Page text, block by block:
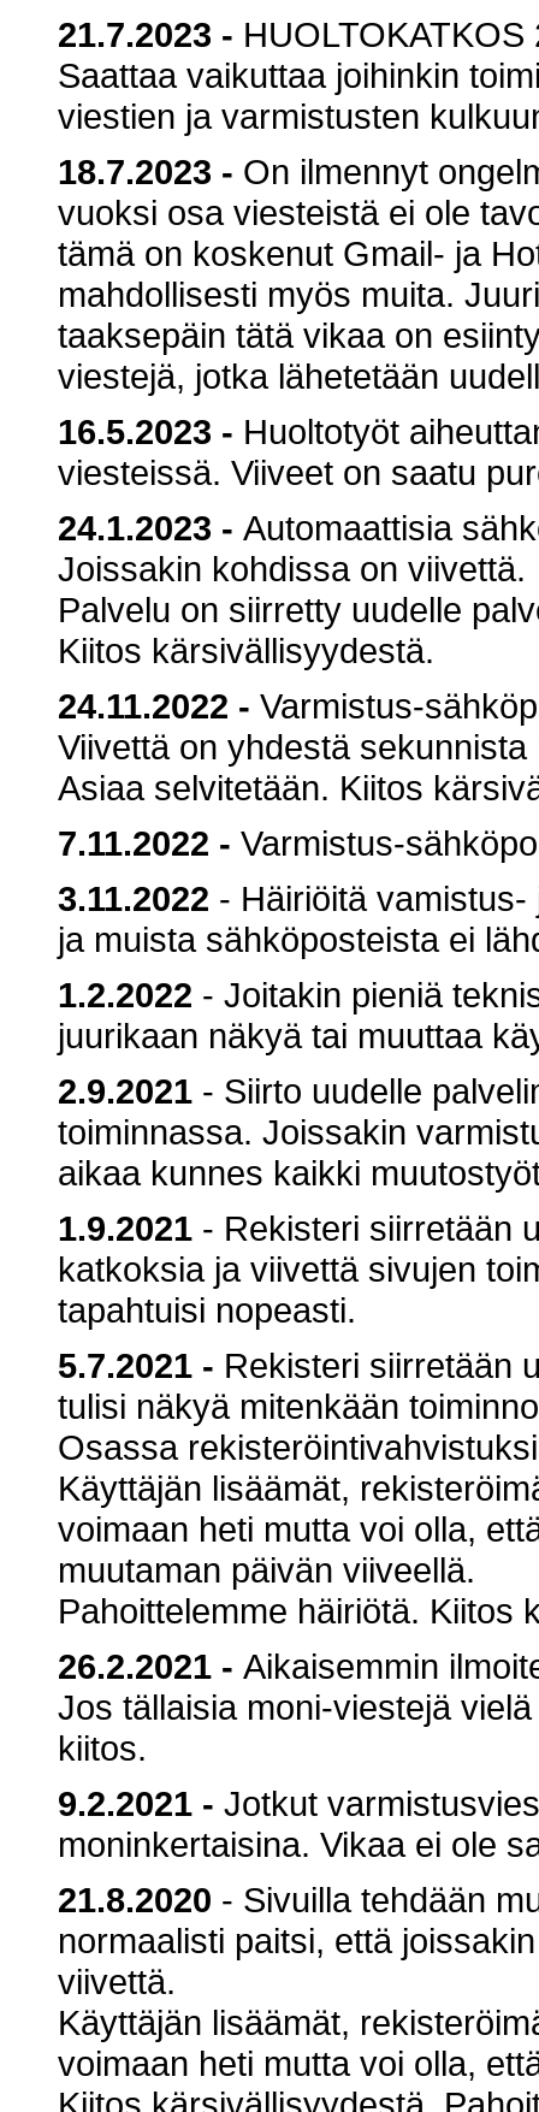
21.7.2023 -
Saattaa vaikuttaa joihinkin
viestien ja varmistusten
18.7.2023 - On ilmennyt
vuoksi osa viesteistä ei ole
tämä on koskenut Gmail- ja
mahdollisesti myös muita.
taaksepäin tätä vikaa on
viestejä, jotka lähetetään
16.5.2023 - Huoltotyöt
viesteissä. Viiveet on saatu
24.1.2023 - Automaattisia
Joissakin kohdissa on viivettä.
Palvelu on siirretty uudelle
Kiitos kärsivällisyydestä.
24.11.2022 - Varmistus-
Viivettä on yhdestä sekunnista
Asiaa selvitetään. Kiitos
7.11.2022 - Varmistus-
3.11.2022 - Häiriöitä
ja muista sähköposteista ei
1.2.2022 - Joitakin pieniä
juurikaan näkyä tai muuttaa
2.9.2021 - Siirto uudelle
toiminnassa. Joissakin
aikaa kunnes kaikki
1.9.2021 - Rekisteri siirretään
katkoksia ja viivettä sivujen
tapahtuisi nopeasti.
5.7.2021 - Rekisteri siirretään
tulisi näkyä mitenkään
Osassa
Käyttäjän lisäämät,
voimaan heti mutta voi olla,
muutaman päivän viiveellä.
Pahoittelemme häiriötä. Kiitos
26.2.2021 - Aikaisemmin
Jos tällaisia moni-viestejä
kiitos.
9.2.2021 - Jotkut
moninkertaisina. Vikaa ei ole
21.8.2020 - Sivuilla tehdään
normaalisti paitsi, että
viivettä.
Käyttäjän lisäämät,
voimaan heti mutta voi olla,